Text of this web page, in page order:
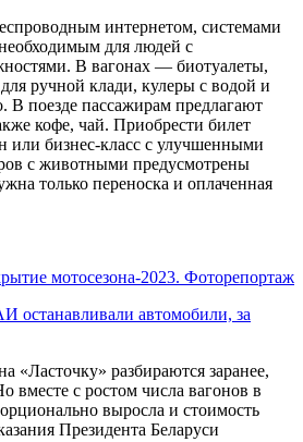
интернетом, системами
для людей с
В вагонах — биотуалеты,
ручной клади, кулеры с водой и
поезде пассажирам предлагают
кофе, чай. Приобрести билет
бизнес-класс с улучшенными
с животными предусмотрены
только переноска и оплаченная
мотосезона-2023. Фоторепортаж
останавливали автомобили, за
«Ласточку» разбираются заранее,
вместе с ростом числа вагонов в
выросла и стоимость
Президента Беларуси